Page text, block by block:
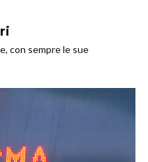
con sempre le sue